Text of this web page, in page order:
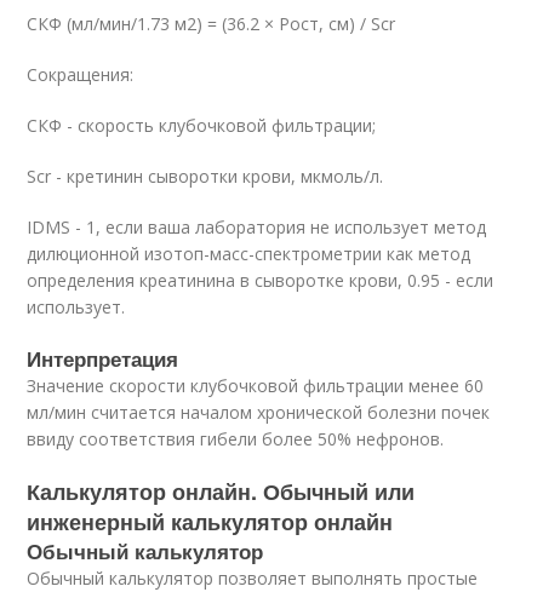
СКФ (мл/мин/1.73 м2) = (36.2 × Рост, см) / Scr
Сокращения:
СКФ - скорость клубочковой фильтрации;
Scr - кретинин сыворотки крови, мкмоль/л.
IDMS - 1, если ваша лаборатория не использует метод
дилюционной изотоп-масс-спектрометрии как метод
определения креатинина в сыворотке крови, 0.95 - если
использует.
Интерпретация
Значение скорости клубочковой фильтрации менее 60
мл/мин считается началом хронической болезни почек
ввиду соответствия гибели более 50% нефронов.
Калькулятор онлайн. Обычный или
инженерный калькулятор онлайн
Обычный калькулятор
Обычный калькулятор позволяет выполнять простые